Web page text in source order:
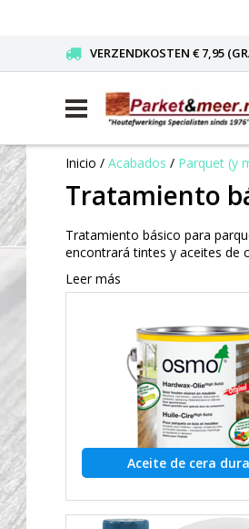
VERZENDKOSTEN € 7,95
Inicio / Acabados / Parquet (y
Tratamiento
Tratamiento básico para
encontrará tintes y aceites de
Leer más
Aceite de cera dura